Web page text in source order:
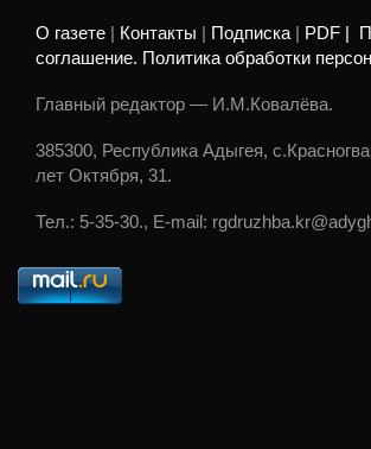
О газете Контакты Подписка PDF |
соглашение. Политика обработки
Главный редактор — И.М.Ковалёва.
385300, Республика Адыгея,
лет Октября, 31.
Тел.: 5-35-30., E-mail: